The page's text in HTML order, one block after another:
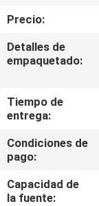
CONTROL
DE
CALIDAD
ÉNTRENOS
EN
CONTACTO
CON
Precio:
Detalles de
empaquetado:
Tiempo de
entrega:
Condiciones de
pago:
Capacidad de
la fuente: